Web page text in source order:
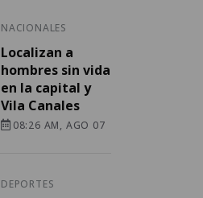
NACIONALES
Localizan a
hombres sin vida
en la capital y
Vila Canales
08:26 AM, AGO 07
DEPORTES